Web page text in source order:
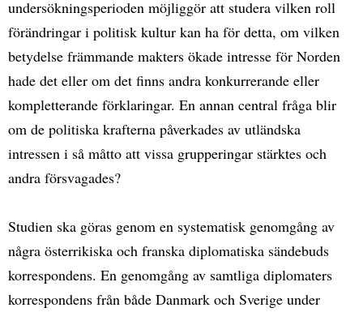
undersökningsperioden möjliggör att studera vilken roll
förändringar i politisk kultur kan ha för detta, om vilken
betydelse främmande makters ökade intresse för Norden
hade det eller om det finns andra konkurrerande eller
kompletterande förklaringar. En annan central fråga blir
om de politiska krafterna påverkades av utländska
intressen i så måtto att vissa grupperingar stärktes och
andra försvagades?
Studien ska göras genom en systematisk genomgång av
några österrikiska och franska diplomatiska sändebuds
korrespondens. En genomgång av samtliga diplomaters
korrespondens från både Danmark och Sverige under